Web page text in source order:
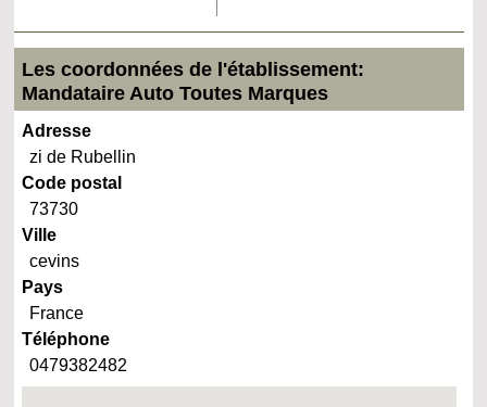
Les coordonnées de l'établissement:
Mandataire Auto Toutes Marques
Adresse
zi de Rubellin
Code postal
73730
Ville
cevins
Pays
France
Téléphone
0479382482